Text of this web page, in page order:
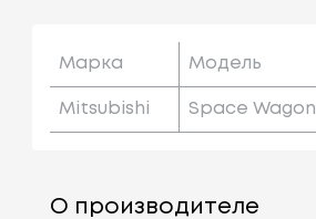
Марка Модель
Mitsubishi Space Wagon
О производителе